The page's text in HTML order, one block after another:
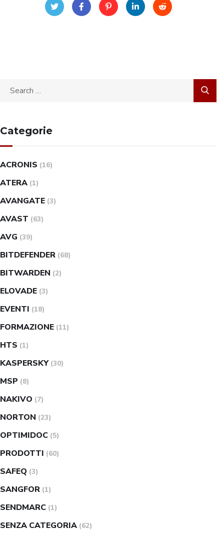
Categorie
ACRONIS (16)
ATERA (1)
AVANGATE (3)
AVAST (63)
AVG (39)
BITDEFENDER (68)
BITWARDEN (2)
ELOVADE (3)
EVENTI (18)
FORMAZIONE (11)
HTS (1)
KASPERSKY (30)
MSP (8)
NAKIVO (7)
NORTON (23)
OPTIMIDOC (5)
PRODOTTI (60)
SAFEQ (3)
SANGFOR (1)
SENDMARC (1)
SENZA CATEGORIA (62)